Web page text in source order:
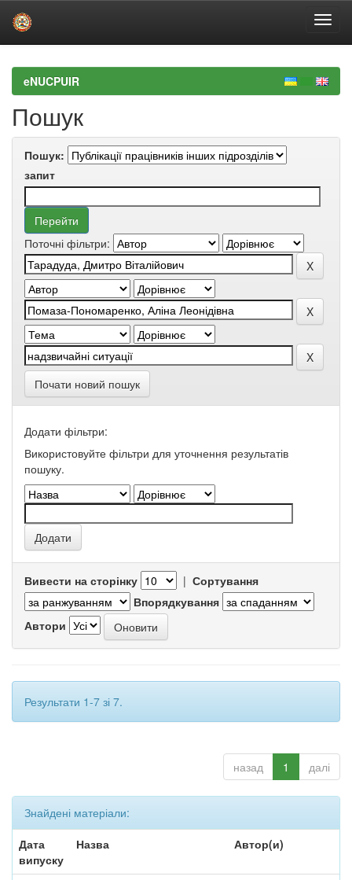
navigationeNUCPUIR
Пошук
Пошук:
запит
Поточні фільтри:
Почати новий пошук
Додати фільтри:
Використовуйте фільтри для уточнення результатів
пошуку.
Вивести на сторінку | Сортування
Впорядкування
Автори
Результати 1-7 зі 7.
назад 1 далі
Знайдені матеріали:
Дата
випуску
Назва Автор(и)